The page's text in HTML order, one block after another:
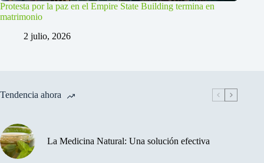
Protesta por la paz en el Empire State Building termina en
matrimonio
2 julio, 2026
Tendencia ahora
La Medicina Natural: Una solución efectiva